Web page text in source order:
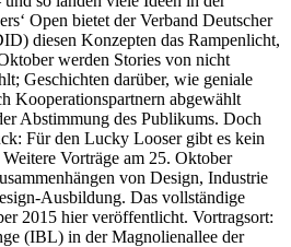
Open bietet der Verband Deutscher
diesen Konzepten das Rampenlicht,
werden Stories von nicht
Geschichten darüber, wie geniale
Kooperationspartnern abgewählt
Abstimmung des Publikums. Doch
Für den Lucky Looser gibt es kein
Vorträge am 25. Oktober
von Design, Industrie
Ausbildung. Das vollständige
2015 hier veröffentlicht. Vortragsort:
(IBL) in der Magnolienallee der